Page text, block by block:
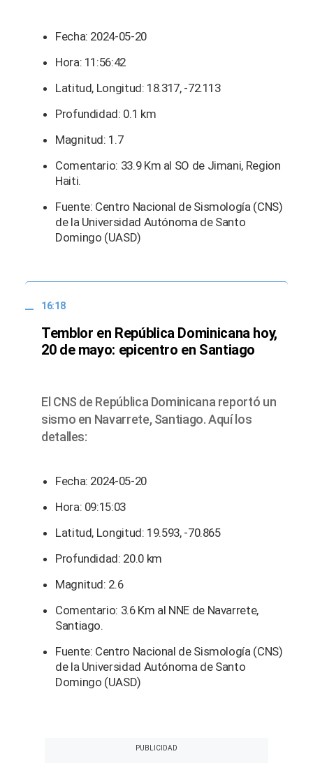
Fecha: 2024-05-20
Hora: 11:56:42
Latitud, Longitud: 18.317, -72.113
Profundidad: 0.1 km
Magnitud: 1.7
Comentario: 33.9 Km al SO de Jimani, Region
Haiti.
Fuente: Centro Nacional de Sismología (CNS)
de la Universidad Autónoma de Santo
Domingo (UASD)
16:18
Temblor en República Dominicana hoy,
20 de mayo: epicentro en Santiago
El CNS de República Dominicana reportó un
sismo en Navarrete, Santiago. Aquí los
detalles:
Fecha: 2024-05-20
Hora: 09:15:03
Latitud, Longitud: 19.593, -70.865
Profundidad: 20.0 km
Magnitud: 2.6
Comentario: 3.6 Km al NNE de Navarrete,
Santiago.
Fuente: Centro Nacional de Sismología (CNS)
de la Universidad Autónoma de Santo
Domingo (UASD)